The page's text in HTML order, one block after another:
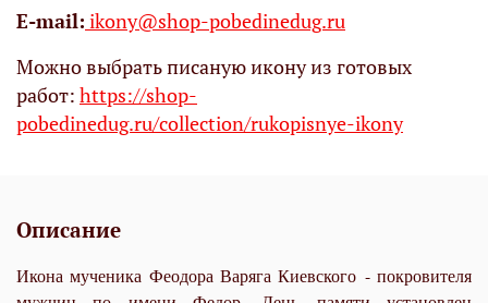
Е-mail: ikony@shop-pobedinedug.ru
Можно выбрать писаную икону из готовых
работ: https://shop-
pobedinedug.ru/collection/rukopisnye-ikony
Описание
Икона мученика Феодора Варяга Киевского - покровителя